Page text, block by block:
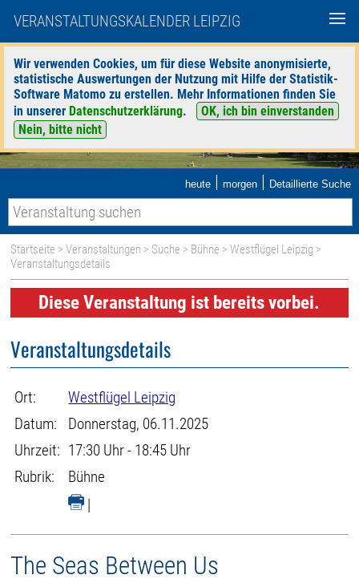
VERANSTALTUNGSKALENDER LEIPZIG
Wir verwenden Cookies, um für diese Website anonymisierte,
statistische Auswertungen der Nutzung mit Hilfe der Statistik-
Software Matomo zu erstellen. Mehr Informationen finden Sie
in unserer Datenschutzerklärung.
OK, ich bin einverstanden
Nein, bitte nicht
heute | morgen | Detaillierte Suche
Startseite >Veranstaltungen > Suche > Bühne >Westflügel Leipzig >
Veranstaltungsdetails
Diese Veranstaltung ist bereits vorbei.
Veranstaltungsdetails
Ort:
Westflügel Leipzig
Datum:
Donnerstag, 06.11.2025
Uhrzeit: 17:30 Uhr - 18:45 Uhr
Rubrik:
Bühne
|
The Seas Between Us